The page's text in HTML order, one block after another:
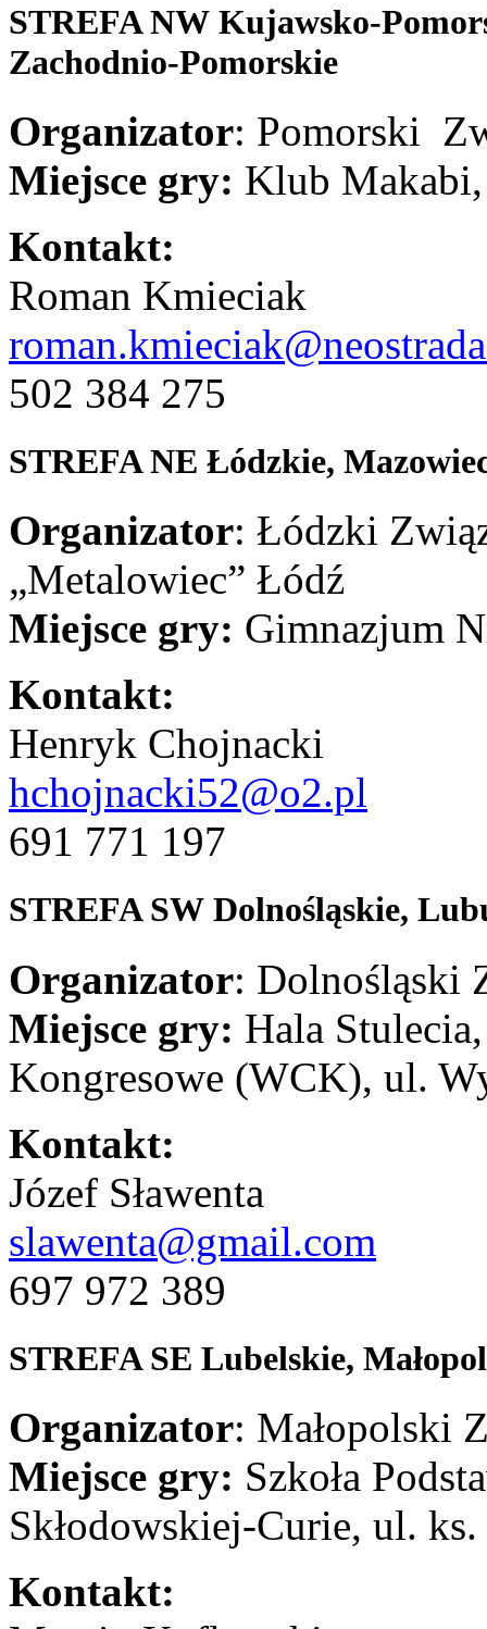
STREFA NW Kujawsko-
Zachodnio-Pomorskie
Organizator: Pomorski
Miejsce gry: Klub
Kontakt:
Roman Kmieciak
502 384 275
STREFA NE Łódzkie,
Organizator: Łódzki
„Metalowiec” Łódź
Miejsce gry: Gimnazjum
Kontakt:
Henryk Chojnacki
hchojnacki52@o2.pl
691 771 197
STREFA SW Dolnośląskie,
Organizator: Dolnośląski
Miejsce gry: Hala
Kongresowe (WCK), ul.
Kontakt:
Józef Sławenta
slawenta@gmail.com
697 972 389
STREFA SE Lubelskie,
Organizator: Małopolski
Miejsce gry: Szkoła
Skłodowskiej-Curie, ul.
Kontakt: